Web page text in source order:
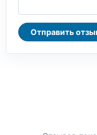
Отправить